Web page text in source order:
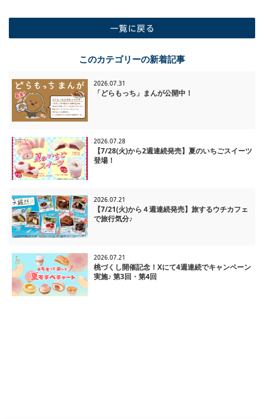
このカテゴリーの新着記事
2026.07.31
「どらもっち」まんが公開中！
2026.07.28
【7/28(火)から2週連続発売】夏のいちごスイーツ
登場！
2026.07.21
【7/21(火)から４週連続発売】旅するウチカフェ
で旅行気分♪
2026.07.21
桃づくし開催記念！Xにて4週連続でキャンペーン
実施♪ 第3回・第4回